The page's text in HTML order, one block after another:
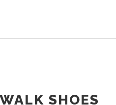
SHOES